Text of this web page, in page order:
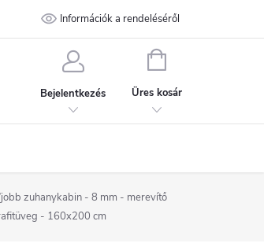
Adatvédelmi feltételek
Információk a rendeléséről
Bejelentkezés
KOSÁR
Üres kosár
zuhanykabin - 8 mm - merevítő
- 160x200 cm